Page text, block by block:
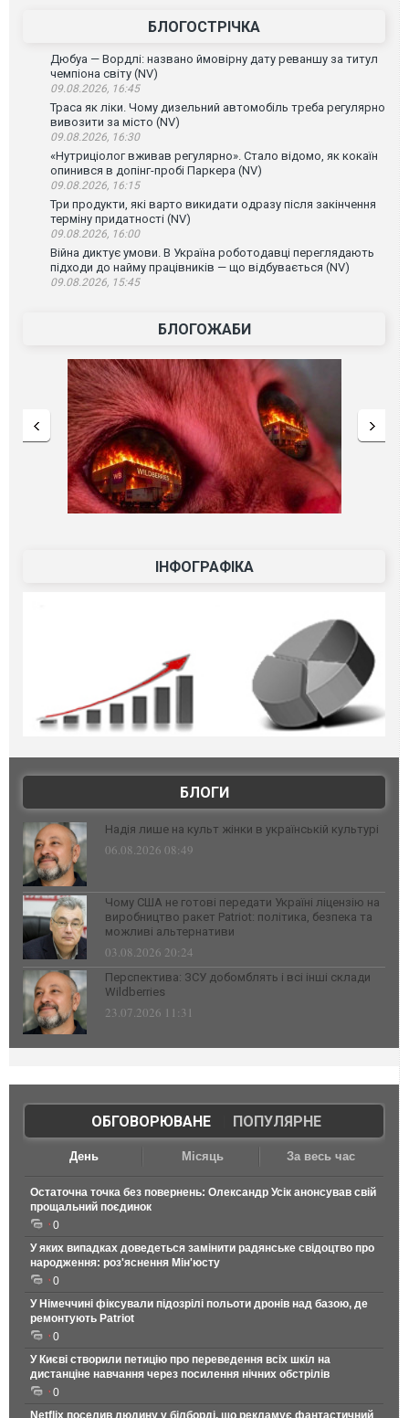
БЛОГОСТРІЧКА
Дюбуа — Вордлі: названо ймовірну дату реваншу за титул
чемпіона світу (NV)
09.08.2026, 16:45
Траса як ліки. Чому дизельний автомобіль треба регулярно
вивозити за місто (NV)
09.08.2026, 16:30
«Нутриціолог вживав регулярно». Стало відомо, як кокаїн
опинився в допінг-пробі Паркера (NV)
09.08.2026, 16:15
Три продукти, які варто викидати одразу після закінчення
терміну придатності (NV)
09.08.2026, 16:00
Війна диктує умови. В Україна роботодавці переглядають
підходи до найму працівників — що відбувається (NV)
09.08.2026, 15:45
БЛОГОЖАБИ
ІНФОГРАФІКА
БЛОГИ
Надія лише на культ жінки в українській культурі
06.08.2026 08:49
Чому США не готові передати Україні ліцензію на
виробництво ракет Patriot: політика, безпека та
можливі альтернативи
03.08.2026 20:24
Перспектива: ЗСУ добомблять і всі інші склади
Wildberries
23.07.2026 11:31
ОБГОВОРЮВАНЕ| ПОПУЛЯРНЕ
День Місяць За весь час
Остаточна точка без повернень: Олександр Усік анонсував свій
прощальний поєдинок
0
У яких випадках доведеться замінити радянське свідоцтво про
народження: роз'яснення Мін'юсту
0
У Німеччині фіксували підозрілі польоти дронів над базою, де
ремонтують Patriot
0
У Києві створили петицію про переведення всіх шкіл на
дистанціне навчання через посилення нічних обстрілів
0
Netflix поселив людину у білборді, що рекламує фантастичний